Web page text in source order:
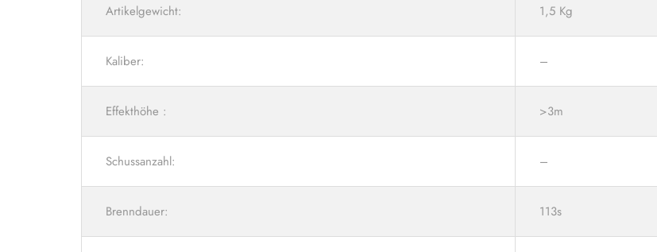
Artikelgewicht: 1,5 Kg
Kaliber: –
Effekthöhe : >3m
Schussanzahl: –
Brenndauer: 113s